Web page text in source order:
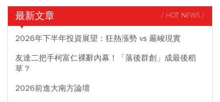
最新文章 / HOT NEWS /
2026年下半年投資展望：狂熱漲勢 vs 嚴峻現實
友達二把手柯富仁裸辭內幕！「落後群創」成最後稻
草？
2026前進大南方論壇